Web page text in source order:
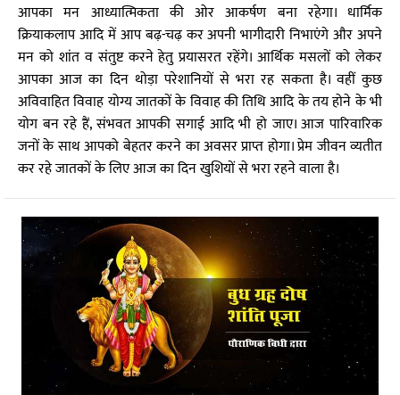
आपका मन आध्यात्मिकता की ओर आकर्षण बना रहेगा। धार्मिक
क्रियाकलाप आदि में आप बढ़-चढ़ कर अपनी भागीदारी निभाएंगे और अपने
मन को शांत व संतुष्ट करने हेतु प्रयासरत रहेंगे। आर्थिक मसलों को लेकर
आपका आज का दिन थोड़ा परेशानियों से भरा रह सकता है। वहीं कुछ
अविवाहित विवाह योग्य जातकों के विवाह की तिथि आदि के तय होने के भी
योग बन रहे हैं, संभवत आपकी सगाई आदि भी हो जाए। आज पारिवारिक
जनों के साथ आपको बेहतर करने का अवसर प्राप्त होगा। प्रेम जीवन व्यतीत
कर रहे जातकों के लिए आज का दिन खुशियों से भरा रहने वाला है।